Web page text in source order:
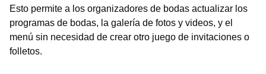
Esto permite a los organizadores de bodas actualizar los
programas de bodas, la galería de fotos y videos, y el
menú sin necesidad de crear otro juego de invitaciones o
folletos.